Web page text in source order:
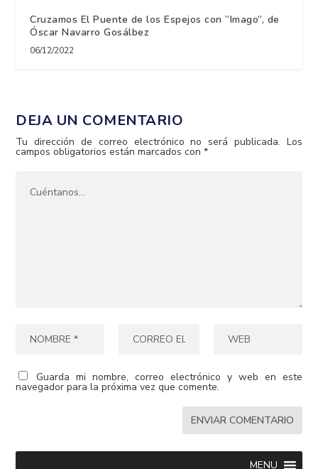
Cruzamos El Puente de los Espejos con “Imago”, de
Óscar Navarro Gosálbez
06/12/2022
DEJA UN COMENTARIO
Tu dirección de correo electrónico no será publicada. Los
campos obligatorios están marcados con*
Guarda mi nombre, correo electrónico y web en este
navegador para la próxima vez que comente.
MENU